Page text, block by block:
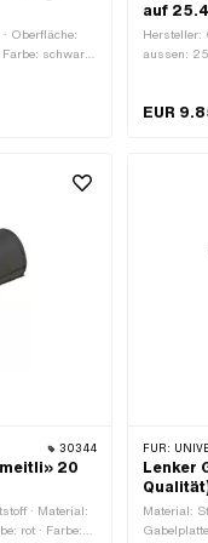
Oberfläche:
Farbe: schwarz
Ja · Ø
auf
Hersteller:
aussen:
EUR
30344
20
· Material:
rot · Farbe:
FÜR:
Lenker
Material: